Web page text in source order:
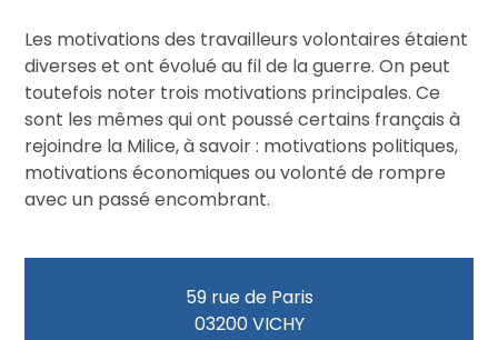
Les motivations des travailleurs volontaires étaient
diverses et ont évolué au fil de la guerre. On peut
toutefois noter trois motivations principales. Ce
sont les mêmes qui ont poussé certains français à
rejoindre la Milice, à savoir : motivations politiques,
motivations économiques ou volonté de rompre
avec un passé encombrant.
59 rue de Paris
03200 VICHY